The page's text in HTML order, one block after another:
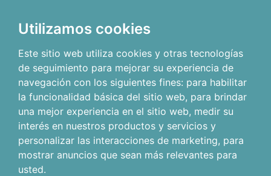
Utilizamos cookies
Este sitio web utiliza cookies y otras tecnologías
de seguimiento para mejorar su experiencia de
navegación con los siguientes fines: para habilitar
la funcionalidad básica del sitio web, para brindar
una mejor experiencia en el sitio web, medir su
interés en nuestros productos y servicios y
personalizar las interacciones de marketing, para
mostrar anuncios que sean más relevantes para
usted.